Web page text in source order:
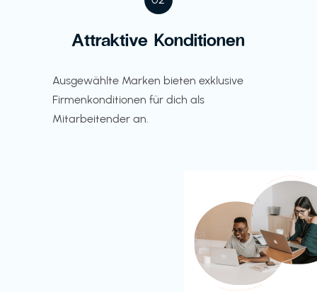
Attraktive Konditionen
Ausgewählte Marken bieten exklusive
Firmenkonditionen für dich als
Mitarbeitender an.